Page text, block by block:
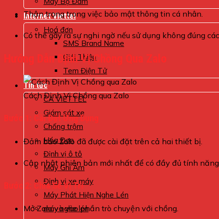
Internet Viettel
Hoá đơn
SMS Brand Name
Giới Thiệu
Tem Điện Tử
Tin tức
CA VIETTEL
Giám sát xe
Chống trộm
Hóa Đơn
Định vị ô tô
Máy Ghi Âm
Định vị xe máy
Máy Phát Hiện Nghe Lén
máy nghe lén
Thận trọng trong việc bảo mật thông tin cá nhân.
Có thể gây ra sự nghi ngờ nếu sử dụng không đúng
Hướng Dẫn Định Vị Chồng Qua Zalo
Cách Định Vị Chồng qua Zalo
Bước 1: Cài Đặt Ứng Dụng
Đảm bảo Zalo đã được cài đặt trên cả hai thiết bị.
Cập nhật phiên bản mới nhất để có đầy đủ tính
Bước 2: Chia Sẻ Vị Trí
Mở Zalo và vào phần trò chuyện với chồng.